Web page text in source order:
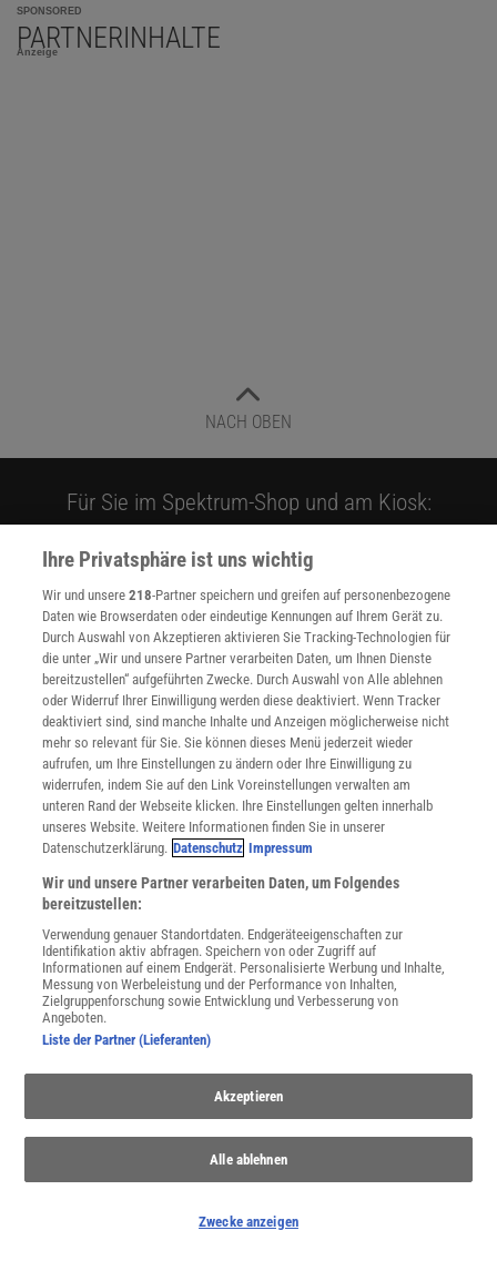
SPONSORED
PARTNERINHALTE
Anzeige
NACH OBEN
Für Sie im Spektrum-Shop und am Kiosk:
WEITERE NEUERSCHEINUNGEN SPEKTRUM SHOP
Spektrum.de-Newsletter abonnieren
JETZT ANMELDEN!
mit Ihren personenbezogenen Daten finden Sie in unsererDatenschutzerklärung
SERVICES
Newsletter
Kontakt
Spektrum Shop
Im Handel kaufen
Verträge kündigen
INFO
Ihre Privatsphäre ist uns wichtig
Wir und unsere218-Partner speichern und greifen auf personenbezogene
Daten wie Browserdaten oder eindeutige Kennungen auf Ihrem Gerät zu.
Durch Auswahl von Akzeptieren aktivieren Sie Tracking-Technologien für
die unter „Wir und unsere Partner verarbeiten Daten, um Ihnen Dienste
bereitzustellen“ aufgeführten Zwecke. Durch Auswahl von Alle ablehnen
oder Widerruf Ihrer Einwilligung werden diese deaktiviert. Wenn Tracker
deaktiviert sind, sind manche Inhalte und Anzeigen möglicherweise nicht
mehr so relevant für Sie. Sie können dieses Menü jederzeit wieder
aufrufen, um Ihre Einstellungen zu ändern oder Ihre Einwilligung zu
widerrufen, indem Sie auf den Link Voreinstellungen verwalten am
unteren Rand der Webseite klicken. Ihre Einstellungen gelten innerhalb
unseres Website. Weitere Informationen finden Sie in unserer
Datenschutzerklärung. Datenschutz Impressum
Wir und unsere Partner verarbeiten Daten, um Folgendes
bereitzustellen:
Verwendung genauer Standortdaten. Endgeräteeigenschaften zur
Identifikation aktiv abfragen. Speichern von oder Zugriff auf
Informationen auf einem Endgerät. Personalisierte Werbung und Inhalte,
Messung von Werbeleistung und der Performance von Inhalten,
Zielgruppenforschung sowie Entwicklung und Verbesserung von
Angeboten.
Liste der Partner (Lieferanten)
Akzeptieren
Alle ablehnen
Zwecke anzeigen